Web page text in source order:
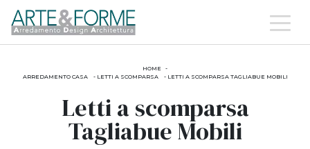
HOME -
ARREDAMENTO CASA
- LETTI A SCOMPARSA - LETTI A SCOMPARSA TAGLIABUE MOBILI
Letti a scomparsa
Tagliabue Mobili